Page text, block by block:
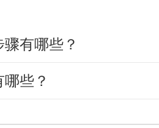
有哪些？
些？